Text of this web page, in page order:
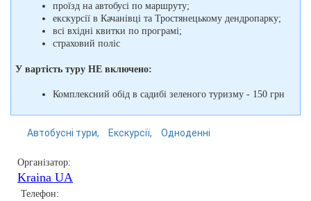
проїзд на автобусі по маршруту;
екскурсії в Качанівці та Тростянецькому дендропарку;
всі вхідні квитки по програмі;
страховий поліс
У вартість туру НЕ включено:
Комплексний обід в садибі зеленого туризму - 150 грн
Автобусні тури Екскурсії Одноденні
Організатор:
Kraina UA
Телефон: